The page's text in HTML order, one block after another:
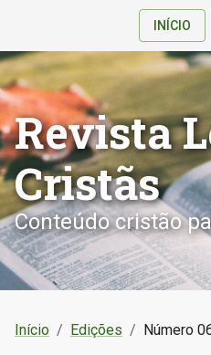
INÍCIO
Revista
Cristãs
Conteúdo cristão
Início / Edições / Número